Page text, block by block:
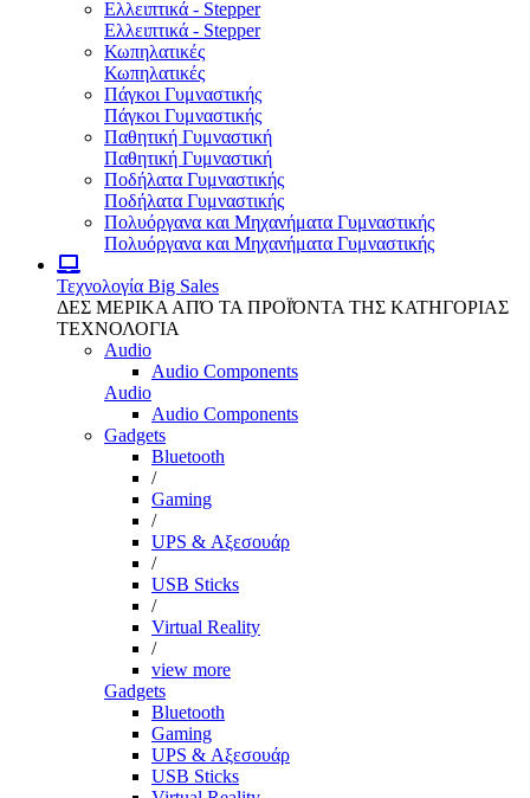
Ελλειπτικά - Stepper
Ελλειπτικά - Stepper
Κωπηλατικές
Κωπηλατικές
Πάγκοι Γυμναστικής
Πάγκοι Γυμναστικής
Παθητική Γυμναστική
Παθητική Γυμναστική
Ποδήλατα Γυμναστικής
Ποδήλατα Γυμναστικής
Πολυόργανα και Μηχανήματα Γυμναστικής
Πολυόργανα και Μηχανήματα Γυμναστικής
Τεχνολογία Big Sales
ΔΕΣ ΜΕΡΙΚΑ ΑΠΌ ΤΑ ΠΡΟΪΌΝΤΑ ΤΗΣ ΚΑΤΗΓΟΡΙΑΣ
ΤΕΧΝΟΛΟΓΙΑ
Audio
Audio Components
Audio
Audio Components
Gadgets
Bluetooth
/
Gaming
/
UPS & Αξεσουάρ
/
USB Sticks
/
Virtual Reality
/
view more
Gadgets
Bluetooth
Gaming
UPS & Αξεσουάρ
USB Sticks